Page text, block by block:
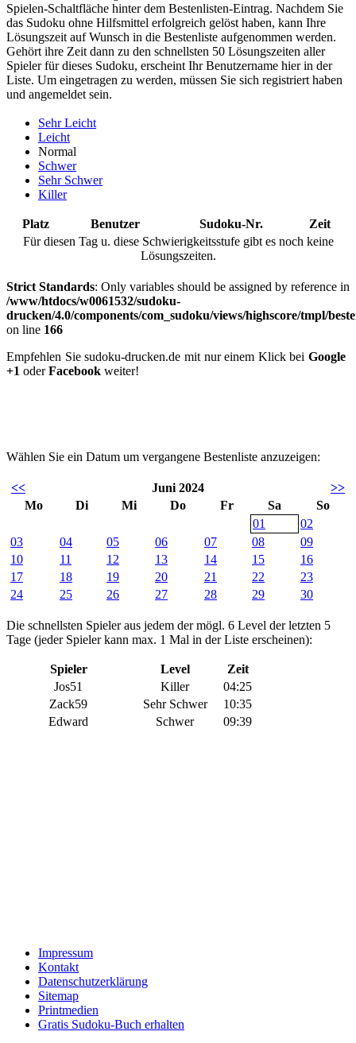
Spielen-Schaltfläche hinter dem Bestenlisten-Eintrag. Nachdem Sie
das Sudoku ohne Hilfsmittel erfolgreich gelöst haben, kann Ihre
Lösungszeit auf Wunsch in die Bestenliste aufgenommen werden.
Gehört ihre Zeit dann zu den schnellsten 50 Lösungszeiten aller
Spieler für dieses Sudoku, erscheint Ihr Benutzername hier in der
Liste. Um eingetragen zu werden, müssen Sie sich registriert haben
und angemeldet sein.
Sehr Leicht
Leicht
Normal
Schwer
Sehr Schwer
Killer
Platz Benutzer Sudoku-Nr.
Zeit
Für diesen Tag u. diese Schwierigkeitsstufe gibt es noch keine
Lösungszeiten.
Strict Standards: Only variables should be assigned by reference in
/www/htdocs/w0061532/sudoku-
drucken/4.0/components/com_sudoku/views/highscore/tmpl/
on line 166
Empfehlen Sie sudoku-drucken.de mit nur einem Klick bei Google
+1 oderFacebook weiter!
Wählen Sie ein Datum um vergangene Bestenliste anzuzeigen:
<< Juni 2024
>>
Mo
Di Mi Do Fr Sa
So
01
02
03
04 05 06 07 08
09
10
11 12 13 14 15
16
17
18 19 20 21 22
23
24
25 26 27 28 29 30
Die schnellsten Spieler aus jedem der mögl. 6 Level der letzten 5
Tage (jeder Spieler kann max. 1 Mal in der Liste erscheinen):
Spieler Level
Zeit
Jos51
Killer
04:25
Zack59
Sehr Schwer
10:35
Edward
Schwer 09:39
Impressum
Kontakt
Datenschutzerklärung
Sitemap
Printmedien
Gratis Sudoku-Buch erhalten